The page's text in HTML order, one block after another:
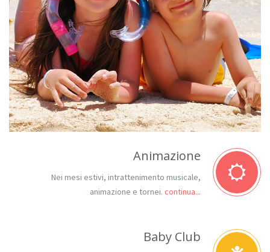
Animazione
Nei mesi estivi, intrattenimento musicale,
animazione e tornei. continua...
Baby Club